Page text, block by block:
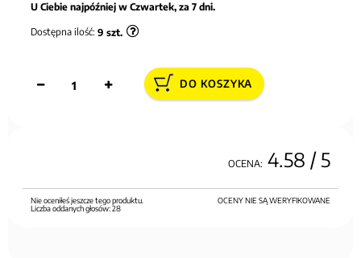
U Ciebie najpóźniej w Czwartek, za 7 dni.
Dostępna ilość: 9 szt.
DO KOSZYKA
OCENA: 4.58 / 5
OCENY NIE SĄ WERYFIKOWANE
Nie oceniłeś jeszcze tego produktu.
Liczba oddanych głosów:28